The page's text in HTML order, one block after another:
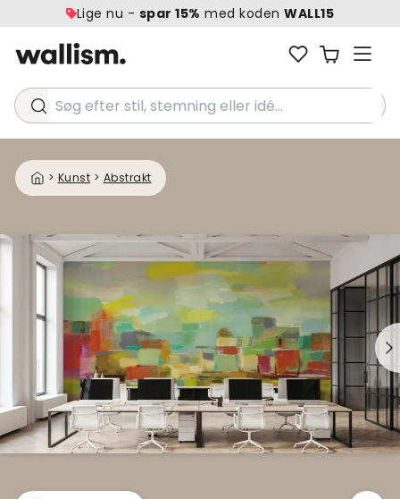
Lige nu - spar 15% med kodenWALL15
Søg efter stil, stemning eller idé...
> Kunst > Abstrakt